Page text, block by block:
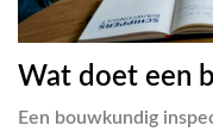
Wat doet een
Een bouwkundig